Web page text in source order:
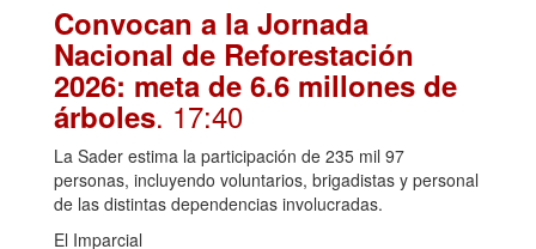
Convocan a la Jornada
Nacional de Reforestación
2026: meta de 6.6 millones de
árboles. 17:40
La Sader estima la participación de 235 mil 97
personas, incluyendo voluntarios, brigadistas y personal
de las distintas dependencias involucradas.
El Imparcial